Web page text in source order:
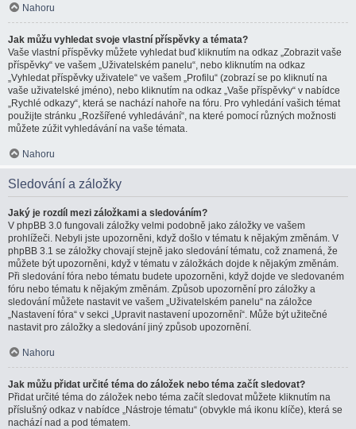
Nahoru
Jak můžu vyhledat svoje vlastní příspěvky a témata?
Vaše vlastní příspěvky můžete vyhledat buď kliknutím na odkaz „Zobrazit vaše
příspěvky“ ve vašem „Uživatelském panelu“, nebo kliknutím na odkaz
„Vyhledat příspěvky uživatele“ ve vašem „Profilu“ (zobrazí se po kliknutí na
vaše uživatelské jméno), nebo kliknutím na odkaz „Vaše příspěvky“ v nabídce
„Rychlé odkazy“, která se nachází nahoře na fóru. Pro vyhledání vašich témat
použijte stránku „Rozšířené vyhledávání“, na které pomocí různých možnosti
můžete zúžit vyhledávání na vaše témata.
Nahoru
Sledování a záložky
Jaký je rozdíl mezi záložkami a sledováním?
V phpBB 3.0 fungovali záložky velmi podobně jako záložky ve vašem
prohlížeči. Nebyli jste upozorněni, když došlo v tématu k nějakým změnám. V
phpBB 3.1 se záložky chovají stejně jako sledování tématu, což znamená, že
můžete být upozorněni, když v tématu v záložkách dojde k nějakým změnám.
Při sledování fóra nebo tématu budete upozorněni, když dojde ve sledovaném
fóru nebo tématu k nějakým změnám. Způsob upozornění pro záložky a
sledování můžete nastavit ve vašem „Uživatelském panelu“ na záložce
„Nastavení fóra“ v sekci „Upravit nastavení upozornění“. Může být užitečné
nastavit pro záložky a sledování jiný způsob upozornění.
Nahoru
Jak můžu přidat určité téma do záložek nebo téma začít sledovat?
Přidat určité téma do záložek nebo téma začít sledovat můžete kliknutím na
příslušný odkaz v nabídce „Nástroje tématu“ (obvykle má ikonu klíče), která se
nachází nad a pod tématem.